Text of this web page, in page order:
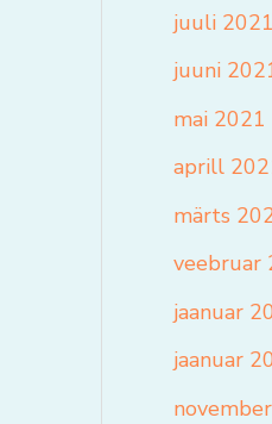
juuli 2021
juuni
mai 2021
aprill
märts
veebruar
jaanuar
jaanuar